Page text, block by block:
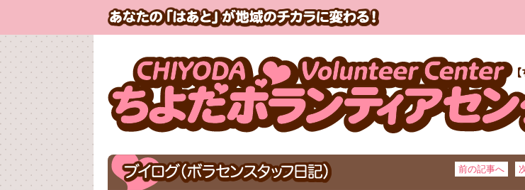
前の記事へ